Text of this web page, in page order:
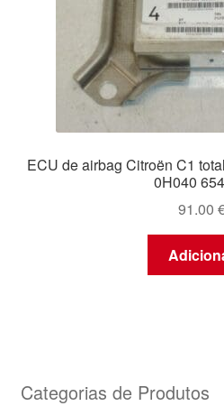
ECU de airbag Citroën C1
0H040
91.00
Categorias de Produtos